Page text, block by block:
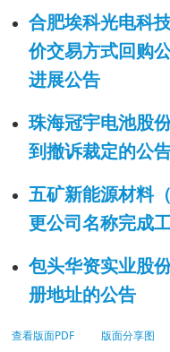
合肥埃科光电科
价交易方式回购
进展公告
珠海冠宇电池股
到撤诉裁定的公
五矿新能源材料
更公司名称完成
包头华资实业股
册地址的公告
查看版面PDF 版面分享图